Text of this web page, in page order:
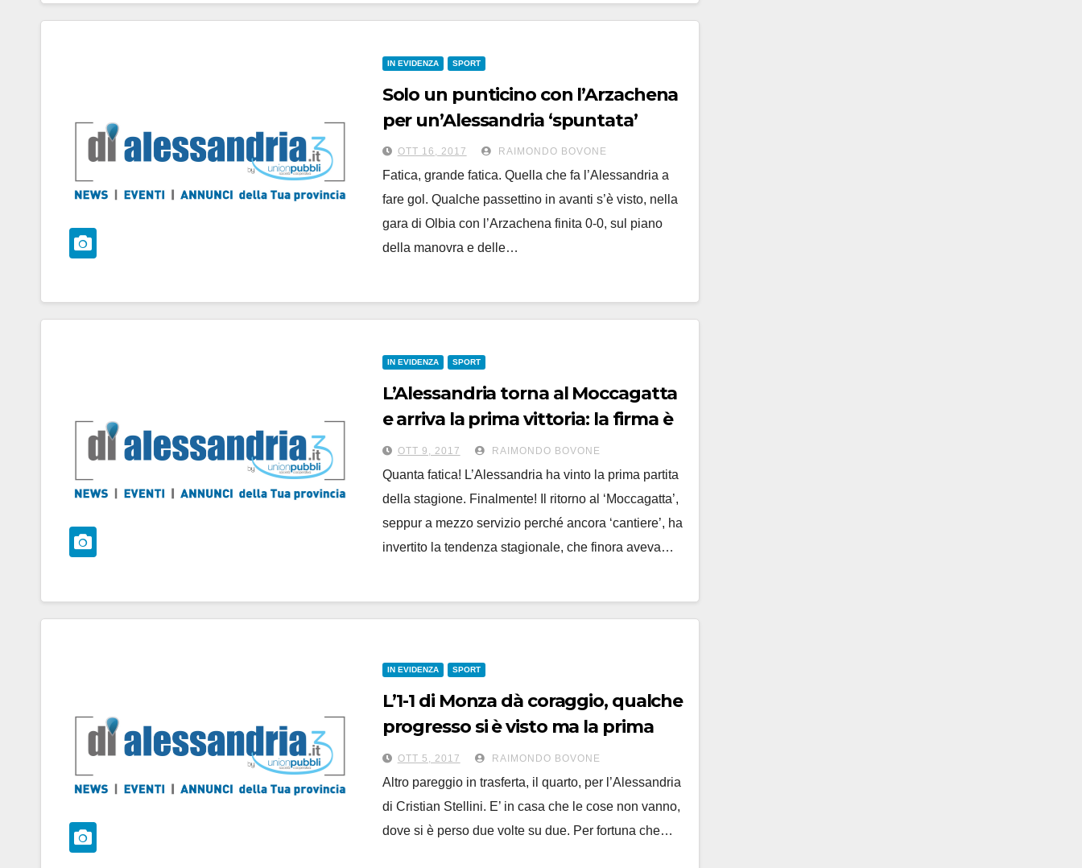
IN EVIDENZA SPORT
Solo un punticino con l’Arzachena
per un’Alessandria ‘spuntata’
OTT 16, 2017 RAIMONDO BOVONE
Fatica, grande fatica. Quella che fa l’Alessandria a
fare gol. Qualche passettino in avanti s’è visto, nella
gara di Olbia con l’Arzachena finita 0-0, sul piano
della manovra e delle…
IN EVIDENZA SPORT
L’Alessandria torna al Moccagatta
e arriva la prima vittoria: la firma è
di Marconi su rigore al minuto 94
OTT 9, 2017 RAIMONDO BOVONE
Quanta fatica! L’Alessandria ha vinto la prima partita
della stagione. Finalmente! Il ritorno al ‘Moccagatta’,
seppur a mezzo servizio perché ancora ‘cantiere’, ha
invertito la tendenza stagionale, che finora aveva…
IN EVIDENZA SPORT
L’1-1 di Monza dà coraggio, qualche
progresso si è visto ma la prima
vittoria manca ancora
all’Alessandria
OTT 5, 2017 RAIMONDO BOVONE
Altro pareggio in trasferta, il quarto, per l’Alessandria
di Cristian Stellini. E’ in casa che le cose non vanno,
dove si è perso due volte su due. Per fortuna che…